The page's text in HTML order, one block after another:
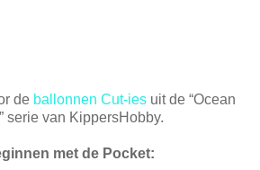
de ballonnen Cut-ies uit de “Ocean
serie van KippersHobby.
met de Pocket: